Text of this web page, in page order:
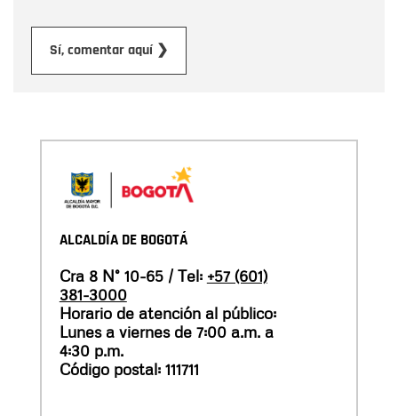
Sí, comentar aquí ❯
ALCALDÍA DE BOGOTÁ
Cra 8 N° 10-65 / Tel: +57 (601)
381-3000
Horario de atención al público:
Lunes a viernes de 7:00 a.m. a
4:30 p.m.
Código postal: 111711